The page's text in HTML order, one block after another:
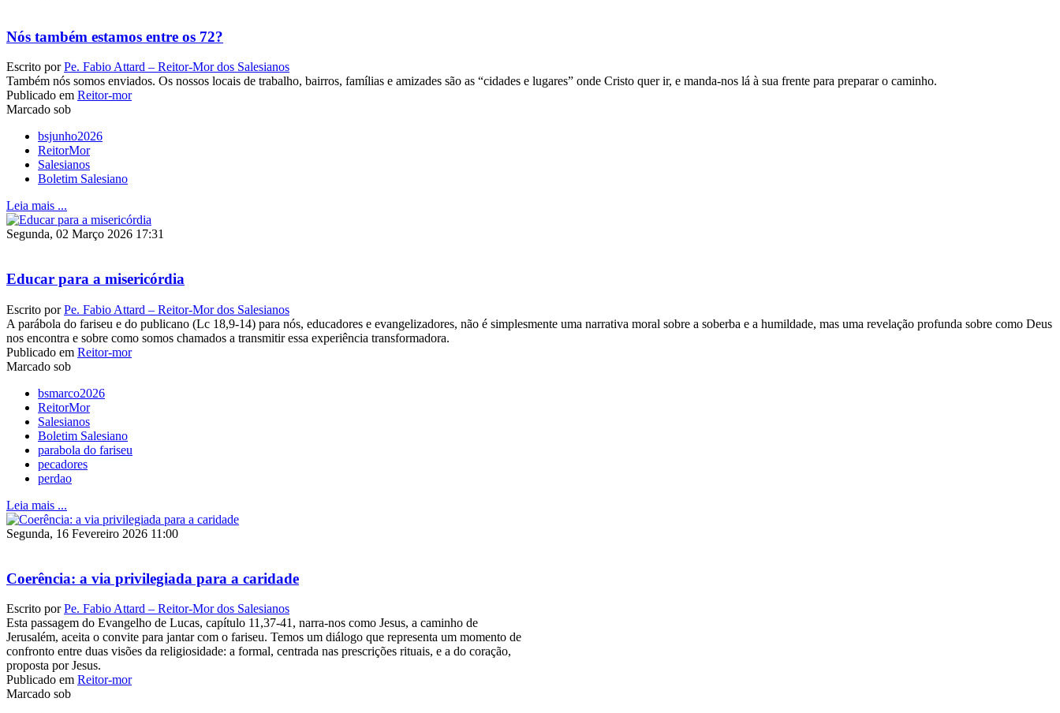
Nós também estamos entre os 72?
Escrito porPe. Fabio Attard – Reitor-Mor dos Salesianos
Também nós somos enviados. Os nossos locais de trabalho, bairros, famílias e amizades são as “cidades e lugares” onde Cristo quer ir, e manda-nos lá à sua frente para preparar o caminho.
Publicado em Reitor-mor
Marcado sob
bsjunho2026
ReitorMor
Salesianos
Boletim Salesiano
Leia mais ...
Segunda, 02 Março 2026 17:31
Educar para a misericórdia
Escrito porPe. Fabio Attard – Reitor-Mor dos Salesianos
A parábola do fariseu e do publicano (Lc 18,9-14) para nós, educadores e evangelizadores, não é simplesmente uma narrativa moral sobre a soberba e a humildade, mas uma revelação profunda sobre como Deus
nos encontra e sobre como somos chamados a transmitir essa experiência transformadora.
Publicado em Reitor-mor
Marcado sob
bsmarco2026
ReitorMor
Salesianos
Boletim Salesiano
parabola do fariseu
pecadores
perdao
Leia mais ...
Segunda, 16 Fevereiro 2026 11:00
Coerência: a via privilegiada para a caridade
Escrito porPe. Fabio Attard – Reitor-Mor dos Salesianos
Esta passagem do Evangelho de Lucas, capítulo 11,37-41, narra-nos como Jesus, a caminho de
Jerusalém, aceita o convite para jantar com o fariseu. Temos um diálogo que representa um momento de
confronto entre duas visões da religiosidade: a formal, centrada nas prescrições rituais, e a do coração,
proposta por Jesus.
Publicado em Reitor-mor
Marcado sob